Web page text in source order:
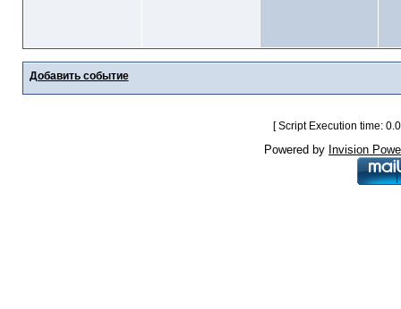
Добавить событие
[ Script Execution time:
Powered by Invision